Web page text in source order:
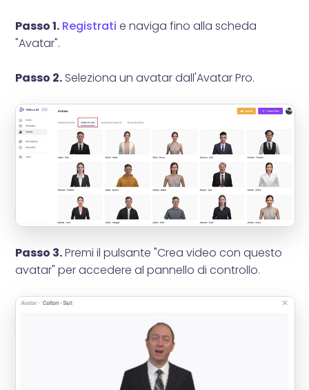
Passo 1. Registrati e naviga fino alla scheda
"Avatar".
Passo 2. Seleziona un avatar dall'Avatar Pro.
Passo 3.Premi il pulsante "Crea video con questo
avatar" per accedere al pannello di controllo.